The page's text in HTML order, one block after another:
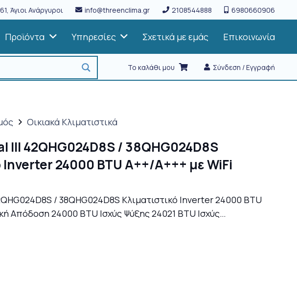
Άγιοι Ανάργυροι info@threenclima.gr 2108544888 6980660906
Προϊόντα Υπηρεσίες Σχετικά με εμάς Επικοινωνία
Το καλάθι μου Σύνδεση / Εγγραφή
Οικιακά Κλιματιστικά
III 42QHG024D8S / 38QHG024D8S
Inverter 24000 BTU A++/A+++ με WiFi
/ 38QHG024D8S Κλιματιστικό Inverter 24000 BTU
Απόδοση 24000 BTU Ισχύς Ψύξης 24021 BTU Ισχύς…